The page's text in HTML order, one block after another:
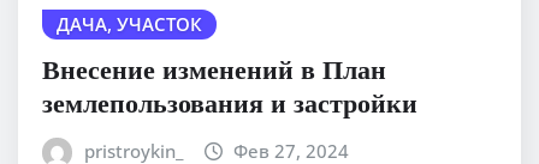
ДАЧА, УЧАСТОК
Внесение изменений в План
землепользования и застройки
pristroykin_ Фев 27, 2024